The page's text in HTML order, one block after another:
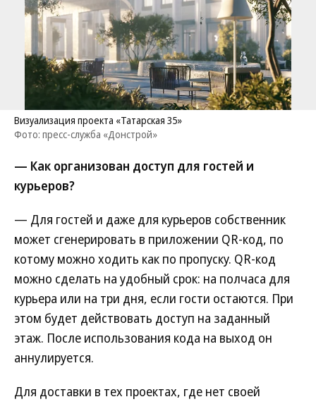
Визуализация проекта «Татарская 35»
Фото: пресс-служба «Донстрой»
— Как организован доступ для гостей и
курьеров?
— Для гостей и даже для курьеров собственник
может сгенерировать в приложении QR-код, по
котому можно ходить как по пропуску. QR-код
можно сделать на удобный срок: на полчаса для
курьера или на три дня, если гости остаются. При
этом будет действовать доступ на заданный
этаж. После использования кода на выход он
аннулируется.
Для доставки в тех проектах, где нет своей